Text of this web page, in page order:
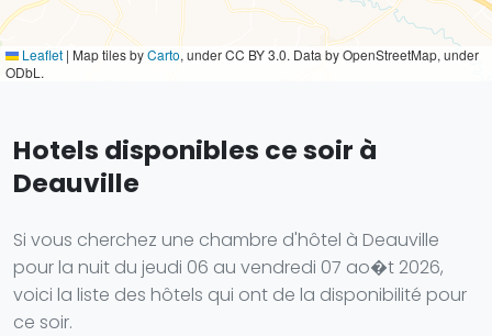
Leaflet | Map tiles byCarto, under CC BY 3.0. Data by OpenStreetMap, under
ODbL.
Hotels disponibles ce soir à
Deauville
Si vous cherchez une chambre d'hôtel à Deauville
pour la nuit du jeudi 06 au vendredi 07 ao�t 2026,
voici la liste des hôtels qui ont de la disponibilité pour
ce soir.